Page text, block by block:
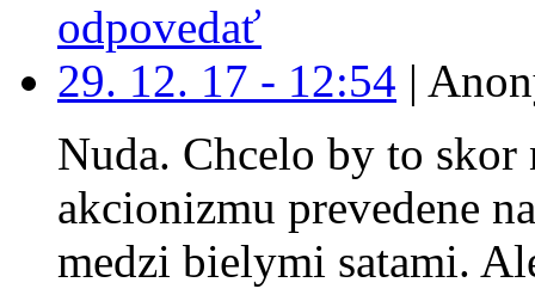
odpovedať
29. 12. 17 - 12:54 |
Nuda. Chcelo by to
akcionizmu prevedene
medzi bielymi satami.